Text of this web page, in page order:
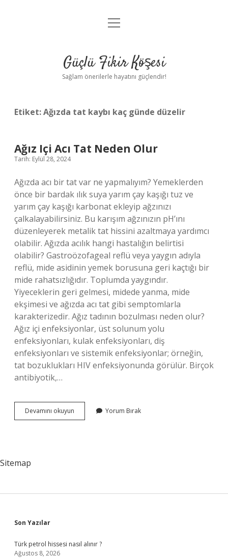
Anasayfa
Yasal Uyarı
menüyü
Güçlü Fikir Köşesi
Sağlam önerilerle hayatını güçlendir!
Etiket:Ağızda tat kaybı kaç günde düzelir
Ağız Içi Acı Tat Neden Olur
Tarih: Eylül 28, 2024
Ağızda acı bir tat var ne yapmalıyım? Yemeklerden
önce bir bardak ılık suya yarım çay kaşığı tuz ve
yarım çay kaşığı karbonat ekleyip ağzınızı
çalkalayabilirsiniz. Bu karışım ağzınızın pH’ını
düzenleyerek metalik tat hissini azaltmaya yardımcı
olabilir. Ağızda acılık hangi hastalığın belirtisi
olabilir? Gastroözofageal reflü veya yaygın adıyla
reflü, mide asidinin yemek borusuna geri kaçtığı bir
mide rahatsızlığıdır. Toplumda yaygındır.
Yiyeceklerin geri gelmesi, midede yanma, mide
ekşimesi ve ağızda acı tat gibi semptomlarla
karakterizedir. Ağız tadının bozulması neden olur?
Ağız içi enfeksiyonlar, üst solunum yolu
enfeksiyonları, kulak enfeksiyonları, diş
enfeksiyonları ve sistemik enfeksiyonlar; örneğin,
tat bozuklukları HIV enfeksiyonunda görülür. Birçok
antibiyotik,…
Devamını okuyun
Içi
Yorum Bırak
Sitemap
Sidebar
Son Yazılar
Türk petrol hissesi nasıl alınır ?
Ağustos 8, 2026